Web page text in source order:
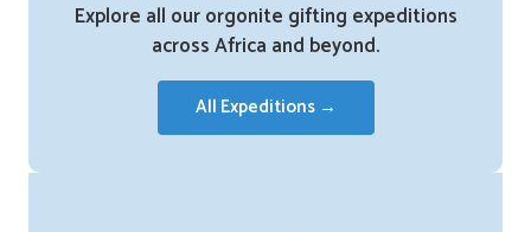
Explore all our orgonite gifting expeditions
across Africa and beyond.
All Expeditions →